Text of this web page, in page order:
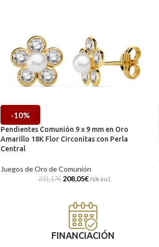
-10%
Pendientes Comunión 9 x 9 mm en Oro
Amarillo 18K Flor Circonitas con Perla
Central
Juegos de Oro de Comunión
231,17€ 208,05€ IVA incl.
FINANCIACIÓN